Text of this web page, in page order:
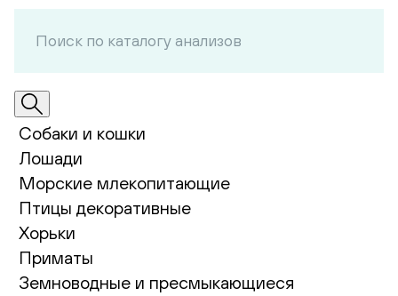
Собаки и кошки
Лошади
Морские млекопитающие
Птицы декоративные
Хорьки
Приматы
Земноводные и пресмыкающиеся